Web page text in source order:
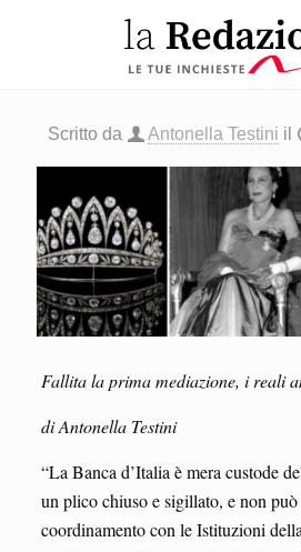
Scritto da Antonella Testini il
Fallita la prima mediazione, i reali
di Antonella Testini
“La Banca d’Italia è mera custode
un plico chiuso e sigillato, e non può
coordinamento con le Istituzioni